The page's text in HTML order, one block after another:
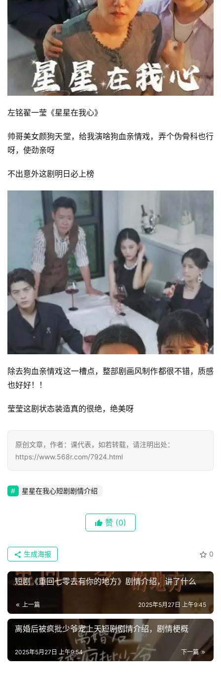
首
页
📖
墨
语
🔥
热
🌱
博
主
选
短
左铭翟一莹《星星在我心》
帅哥美女颜狗天堂，给我演啥狗血亲情戏，弄个伪骨科也行
呀，使劲亲呀
不出意外这剧明日必上榜
除去狗血亲情戏这一槽点，整部剧画风制作都很不错，质感
也好好！！
莹莹这剧状态装造真的很绝，绝美呀
原创文章，作者：课代表，如若转载，请注明出处：
https://www.568r.com/7924.html
星星在我心短剧剧情介绍
赞 (0)
0
生成海报
短剧《重回七零去有你的地方》剧情介绍，讲了什么
上一篇 2025年5月27日 上午9:45
离婚后被疯批少爷宠上天短剧剧情介绍，剧情梗概
下一篇
2025年5月27日 上午9:54